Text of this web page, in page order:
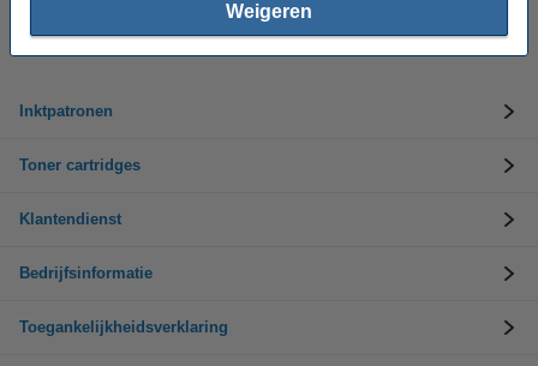
Weigeren
Hulp nodig? Bel ons op +32 (0)9 39 64 123
Op werkdagen van 8.30 tot 17 uur
Inktpatronen
Toner cartridges
Klantendienst
Bedrijfsinformatie
Toegankelijkheidsverklaring